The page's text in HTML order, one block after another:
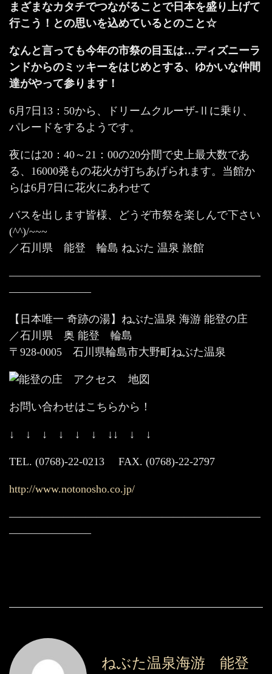
まざまなカタチでつながることで日本を盛り上げて
行こう！との思いを込めているとのこと☆
なんと言っても今年の市祭の目玉は…ディズニーラ
ンドからのミッキーをはじめとする、ゆかいな仲間
達がやって参ります！
6月7日13：50から、ドリームクルーザ-Ⅱに乗り、
パレードをするようです。
夜には20：40～21：00の20分間で史上最大数であ
る、16000発もの花火が打ちあげられます。当館か
らは6月7日に花火にあわせて
バスを出します皆様、どうぞ市祭を楽しんで下さい
(^^)/~~~
／石川県 能登 輪島 ねぶた 温泉 旅館
———————————————————————
———————–
【日本唯一 奇跡の湯】ねぶた温泉 海游 能登の庄
／石川県 奥 能登 輪島
〒928-0005 石川県輪島市大野町ねぶた温泉
お問い合わせはこちらから！
↓ ↓ ↓ ↓ ↓ ↓ ↓↓ ↓ ↓
TEL. (0768)-22-0213 FAX. (0768)-22-2797
http://www.notonosho.co.jp/
———————————————————————
———————–
ねぶた温泉海游 能登